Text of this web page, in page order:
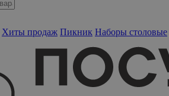
Хиты продаж Пикник Наборы столовые